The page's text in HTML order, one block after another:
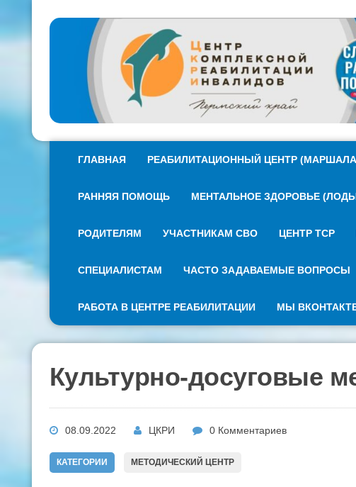
ГЛАВНАЯ РЕАБИЛИТАЦИОННЫЙ ЦЕНТР
РАННЯЯ ПОМОЩЬ МЕНТАЛЬНОЕ ЗДОРОВЬЕ
РОДИТЕЛЯМ УЧАСТНИКАМ СВО ЦЕНТР ТСР
СПЕЦИАЛИСТАМ ЧАСТО ЗАДАВАЕМЫЕ ВОПРОСЫ
РАБОТА В ЦЕНТРЕ РЕАБИЛИТАЦИИ МЫ
Культурно-досуговые
08.09.2022 ЦКРИ 0 Комментариев
КАТЕГОРИИ МЕТОДИЧЕСКИЙ ЦЕНТР